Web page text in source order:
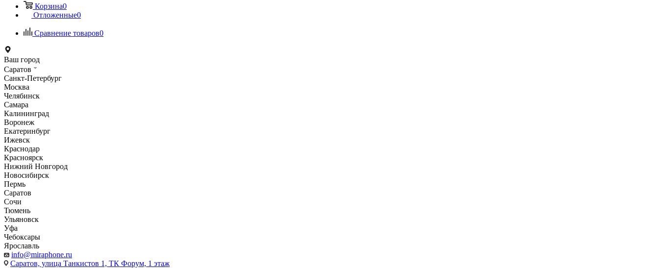
Корзина0
Отложенные0
Сравнение товаров0
Ваш город
Саратов
Санкт-Петербург
Москва
Челябинск
Самара
Калининград
Воронеж
Екатеринбург
Ижевск
Краснодар
Красноярск
Нижний Новгород
Новосибирск
Пермь
Саратов
Сочи
Тюмень
Ульяновск
Уфа
Чебоксары
Ярославль
info@miraphone.ru
Саратов, улица Танкистов 1, ТК Форум, 1 этаж